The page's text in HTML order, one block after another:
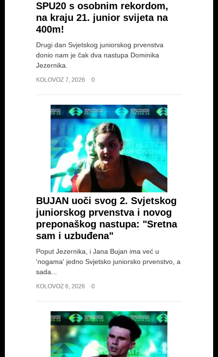
SPU20 s osobnim rekordom,
na kraju 21. junior svijeta na
400m!
Drugi dan Svjetskog juniorskog prvenstva
donio nam je čak dva nastupa Dominika
Jezernika.
KOLOVOZ 7, 2026 0
BUJAN uoči svog 2. Svjetskog
juniorskog prvenstva i novog
preponaškog nastupa: "Sretna
sam i uzbuđena"
Poput Jezernika, i Jana Bujan ima već u
'nogama' jedno Svjetsko juniorsko prvenstvo, a
sada...
KOLOVOZ 6, 2026 0